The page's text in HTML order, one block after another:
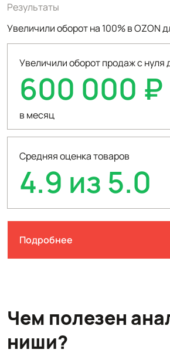
Результаты
Увеличили оборот на 100% в OZON
Увеличили оборот продаж с нуля
600 000 ₽
в месяц
Средняя оценка товаров
4.9 из 5.0
Подробнее
Чем полезен
ниши?